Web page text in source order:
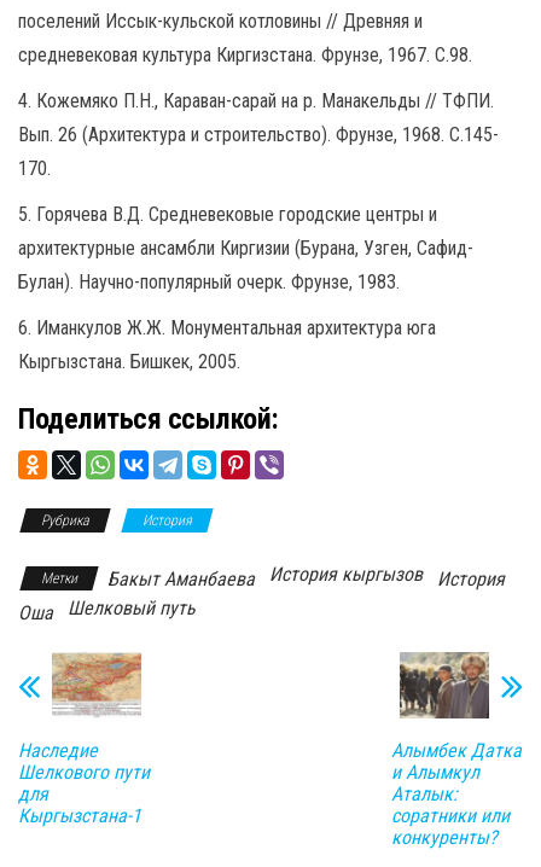
поселений Иссык-кульской котловины // Древняя и
средневековая культура Киргизстана. Фрунзе, 1967. С.98.
4. Кожемяко П.Н., Караван-сарай на р. Манакельды // ТФПИ.
Вып. 26 (Архитектура и строительство). Фрунзе, 1968. С.145-
170.
5. Горячева В.Д. Средневековые городские центры и
архитектурные ансамбли Киргизии (Бурана, Узген, Сафид-
Булан). Научно-популярный очерк. Фрунзе, 1983.
6. Иманкулов Ж.Ж. Монументальная архитектура юга
Кыргызстана. Бишкек, 2005.
Поделиться ссылкой:
Рубрика История
Метки Бакыт Аманбаева История кыргызов
История
Оша
Шелковый путь
Наследие
Шелкового пути
для
Кыргызстана-1
Алымбек Датка
и Алымкул
Аталык:
соратники или
конкуренты?